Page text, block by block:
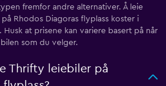
fremfor andre alternativer. Å leie
Rhodos Diagoras flyplass koster i
at prisene kan variere basert på når
som du velger.
Thrifty leiebiler på